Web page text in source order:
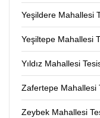
Yeşildere Mahallesi
Yeşiltepe Mahallesi
Yıldız Mahallesi
Zafertepe Mahallesi
Zeybek Mahallesi